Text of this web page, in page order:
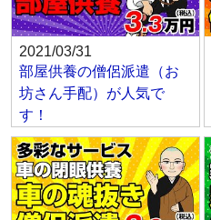
2021/03/31
部屋供養の僧侶派遣（お
坊さん手配）が人気で
す！